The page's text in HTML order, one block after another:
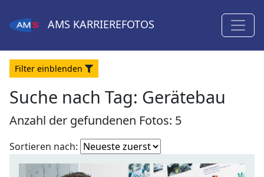
AMS KARRIEREFOTOS
Filter einblenden
Suche nach Tag: Gerätebau
Anzahl der gefundenen Fotos: 5
Sortieren nach: